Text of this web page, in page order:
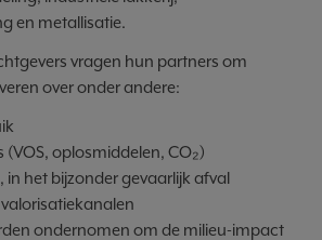
en metallisatie.
vragen hun partners om
over onder andere:
(VOS, oplosmiddelen, CO₂)
in het bijzonder gevaarlijk afval
ondernomen om de milieu-impact